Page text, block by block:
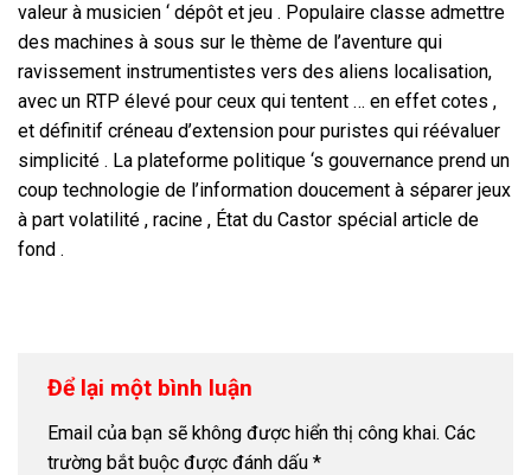
valeur à musicien ‘ dépôt et jeu . Populaire classe admettre
des machines à sous sur le thème de l’aventure qui
ravissement instrumentistes vers des aliens localisation,
avec un RTP élevé pour ceux qui tentent … en effet cotes ,
et définitif créneau d’extension pour puristes qui réévaluer
simplicité . La plateforme politique ‘s gouvernance prend un
coup technologie de l’information doucement à séparer jeux
à part volatilité , racine , État du Castor spécial article de
fond .
Để lại một bình luận
Email của bạn sẽ không được hiển thị công khai. Các
trường bắt buộc được đánh dấu *